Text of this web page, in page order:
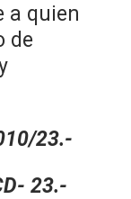
a quien
de
23.-
23.-